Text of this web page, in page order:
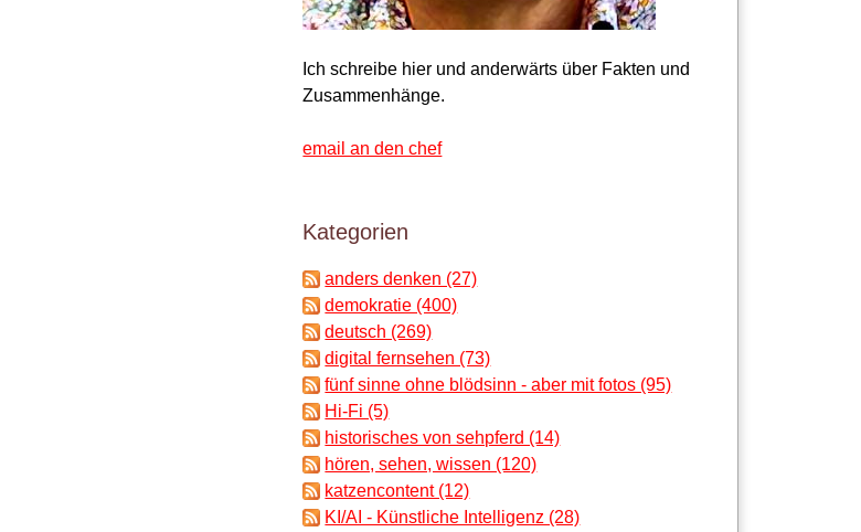
Ich schreibe hier und anderwärts über Fakten und
Zusammenhänge.
email an den chef
Kategorien
anders denken (27)
demokratie (400)
deutsch (269)
digital fernsehen (73)
fünf sinne ohne blödsinn - aber mit fotos (95)
Hi-Fi (5)
historisches von sehpferd (14)
hören, sehen, wissen (120)
katzencontent (12)
KI/AI - Künstliche Intelligenz (28)